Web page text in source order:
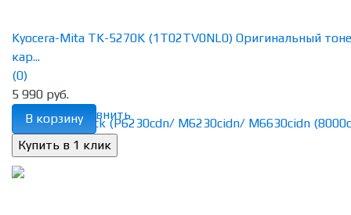
избранное сравнить
Kyocera-Mita TK-5270K (1T02TV0NL0) Оригинальный
кар...
(0)
5 990 руб.
В корзину